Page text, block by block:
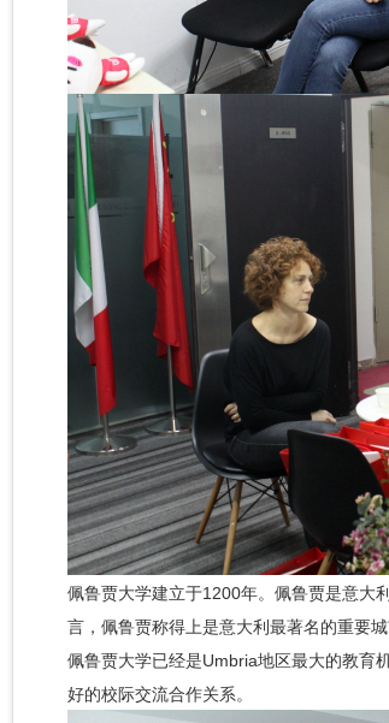
佩鲁贾大学建立于1200年。佩鲁贾是意大
言，佩鲁贾称得上是意大利最著名的重要城
佩鲁贾大学已经是Umbria地区最大的教育
好的校际交流合作关系。